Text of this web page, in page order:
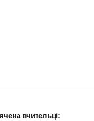
вчительці: